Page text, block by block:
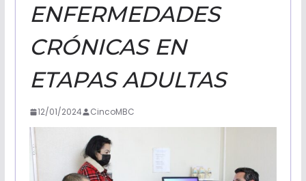
ENFERMEDADES
CRÓNICAS EN
ETAPAS ADULTAS
12/01/2024 CincoMBC